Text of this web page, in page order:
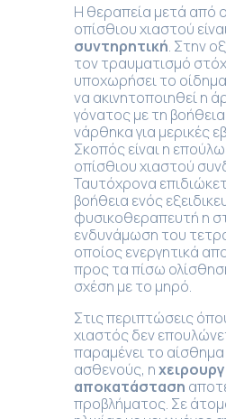
Η θεραπεία μετά από
οπίσθιου χιαστού
συντηρητική. Στην
τον τραυματισμό
υποχωρήσει το
να ακινητοποιηθεί η
γόνατος με τη βοήθεια
νάρθηκα για μερικές
Σκοπός είναι η
οπίσθιου χιαστού
Ταυτόχρονα
βοήθεια ενός
φυσικοθεραπευτή η
ενδυνάμωση του
οποίος ενεργητικά
προς τα πίσω
σχέση με το μηρό.
Στις περιπτώσεις
χιαστός δεν
παραμένει το
ασθενούς, η
αποκατάσταση
προβλήματος. Σε